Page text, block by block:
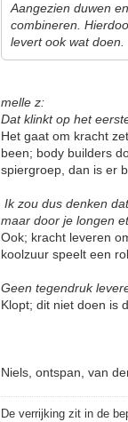
Aangezien duwen
combineren.
levert ook wat doen.
melle z:
Dat klinkt op het
Het gaat om kracht
been; body builders
spiergroep, dan is er
Ik zou dus denken
maar door je longen
Ook; kracht leveren
koolzuur speelt een
Geen tegendruk
Klopt; dit niet doen is
Niels, ontspan, van
De verrijking zit in de